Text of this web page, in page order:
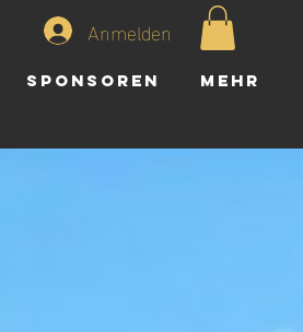
Anmelden
Sponsoren Mehr